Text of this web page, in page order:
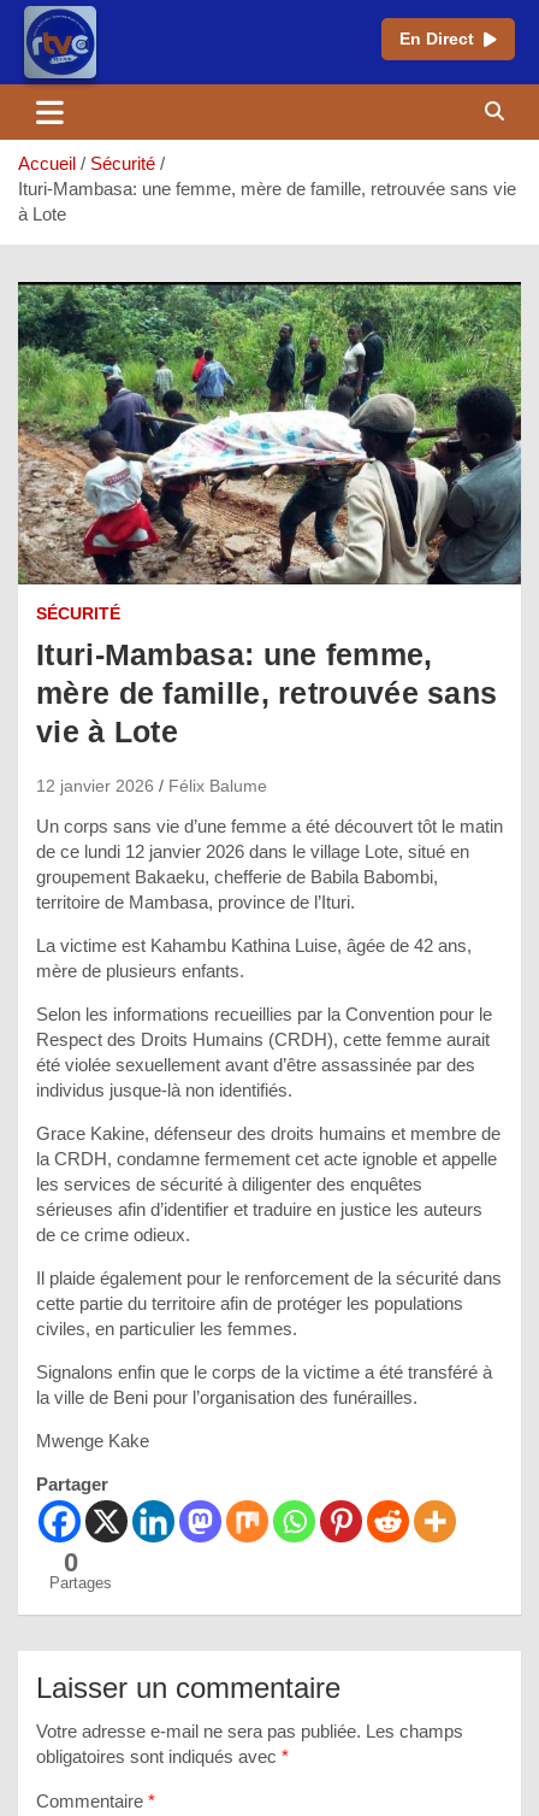
En Direct
contenu
Accueil
Sécurité
Ituri-Mambasa: une femme, mère de famille, retrouvée sans vie
à Lote
SÉCURITÉ
Ituri-Mambasa: une femme,
mère de famille, retrouvée sans
vie à Lote
12 janvier 2026 Félix Balume
Un corps sans vie d’une femme a été découvert tôt le matin
de ce lundi 12 janvier 2026 dans le village Lote, situé en
groupement Bakaeku, chefferie de Babila Babombi,
territoire de Mambasa, province de l’Ituri.
La victime est Kahambu Kathina Luise, âgée de 42 ans,
mère de plusieurs enfants.
Selon les informations recueillies par la Convention pour le
Respect des Droits Humains (CRDH), cette femme aurait
été violée sexuellement avant d’être assassinée par des
individus jusque-là non identifiés.
Grace Kakine, défenseur des droits humains et membre de
la CRDH, condamne fermement cet acte ignoble et appelle
les services de sécurité à diligenter des enquêtes
sérieuses afin d’identifier et traduire en justice les auteurs
de ce crime odieux.
Il plaide également pour le renforcement de la sécurité dans
cette partie du territoire afin de protéger les populations
civiles, en particulier les femmes.
Signalons enfin que le corps de la victime a été transféré à
la ville de Beni pour l’organisation des funérailles.
Mwenge Kake
Partager
0
Partages
Laisser un commentaire
Votre adresse e-mail ne sera pas publiée. Les champs
obligatoires sont indiqués avec *
Commentaire *